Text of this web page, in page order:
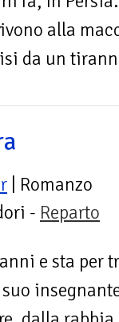
alla
da un
| Romanzo
- Reparto
e sta per